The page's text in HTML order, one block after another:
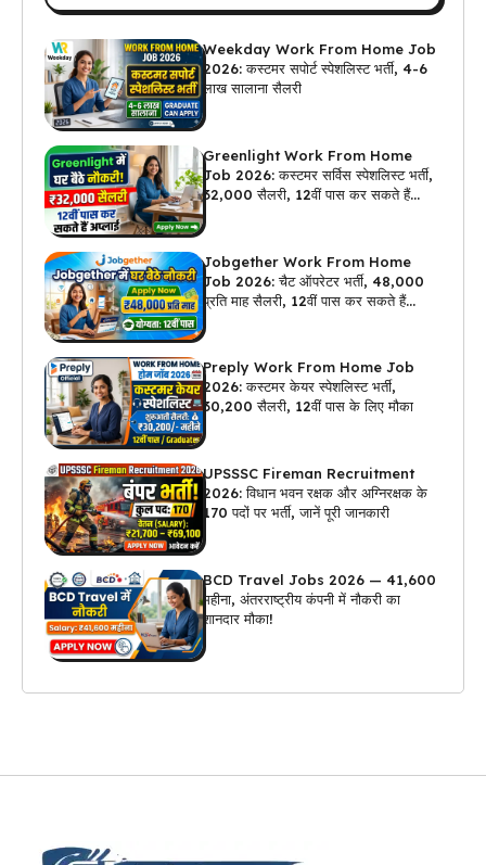
Weekday Work From Home Job
2026: कस्टमर सपोर्ट स्पेशलिस्ट भर्ती, 4-6
लाख सालाना सैलरी
Greenlight Work From Home
Job 2026: कस्टमर सर्विस स्पेशलिस्ट भर्ती,
₹32,000 सैलरी, 12वीं पास कर सकते हैं
Jobgether Work From Home
Job 2026: चैट ऑपरेटर भर्ती, ₹48,000
प्रति माह सैलरी, 12वीं पास कर सकते हैं
Preply Work From Home Job
2026: कस्टमर केयर स्पेशलिस्ट भर्ती,
₹30,200 सैलरी, 12वीं पास के लिए मौका
UPSSSC Fireman Recruitment
2026: विधान भवन रक्षक और अग्निरक्षक के
170 पदों पर भर्ती, जानें पूरी जानकारी
BCD Travel Jobs 2026 — ₹41,600
महीना, अंतरराष्ट्रीय कंपनी में नौकरी का
शानदार मौका!